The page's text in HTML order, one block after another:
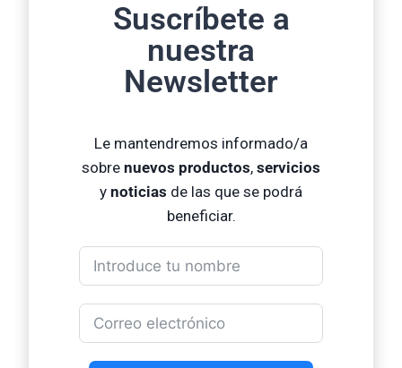
Suscríbete a
nuestra
Newsletter
Le mantendremos informado/a
sobre nuevos productos, servicios
y noticias de las que se podrá
beneficiar.